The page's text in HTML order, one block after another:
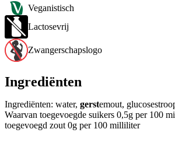
Veganistisch
Lactosevrij
Zwangerschapslogo
Ingrediënten
Ingrediënten: water, gerstemout,
Waarvan toegevoegde suikers 0,5g per 100
toegevoegd zout 0g per 100 milliliter